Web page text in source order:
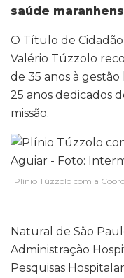
saúde
O Título de
Valério Túzzolo
de 35 anos à
25 anos dedicados
missão.
Plínio Túzzolo com a
Natural de São
Administração
Pesquisas